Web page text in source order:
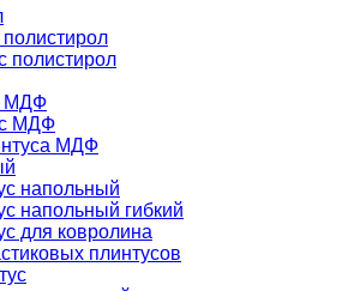
полистирол
МДФ
МДФ
МДФ
напольный
напольный гибкий
для ковролина
плинтусов